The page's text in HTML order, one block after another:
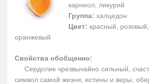
карнеол, ликурий
Группа: халцедон
Цвет: красный,
оранжевый
Свойства обобщенно:
Сердолик чрезвычайно сильный,
символ самой жизни, истины и веры,